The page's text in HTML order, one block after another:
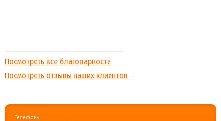
Посмотреть все благодарности
Посмотреть отзывы наших клиентов
Телефоны: